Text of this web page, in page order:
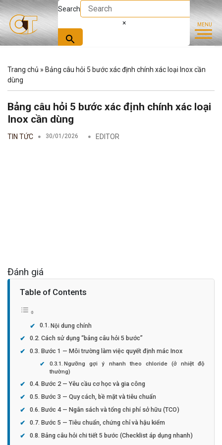
Search
×
Trang chủ » Bảng câu hỏi 5 bước xác định chính xác loại Inox cần
dùng
Bảng câu hỏi 5 bước xác định chính xác loại
Inox cần dùng
TIN TỨC 30/01/2026 EDITOR
Đánh giá
Table of Contents
Nội dung chính
Cách sử dụng “bảng câu hỏi 5 bước”
Bước 1 — Môi trường làm việc quyết định mác Inox
Ngưỡng gợi ý nhanh theo chloride (ở nhiệt độ
thường)
Bước 2 — Yêu cầu cơ học và gia công
Bước 3 — Quy cách, bề mặt và tiêu chuẩn
Bước 4 — Ngân sách và tổng chi phí sở hữu (TCO)
Bước 5 — Tiêu chuẩn, chứng chỉ và hậu kiểm
Bảng câu hỏi chi tiết 5 bước (Checklist áp dụng nhanh)